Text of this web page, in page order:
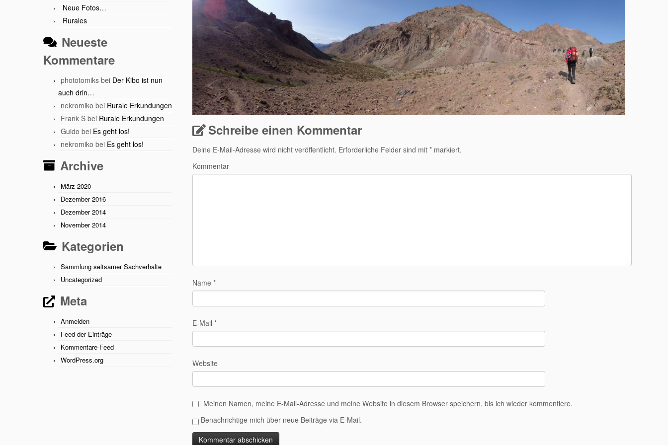
Neue Fotos…
Rurales
Neueste
Kommentare
phototomiks bei Der Kibo ist nun
auch drin…
nekromiko bei Rurale Erkundungen
Frank S bei Rurale Erkundungen
Guido bei Es geht los!
nekromiko bei Es geht los!
Archive
März 2020
Dezember 2016
Dezember 2014
November 2014
Kategorien
Sammlung seltsamer Sachverhalte
Uncategorized
Meta
Anmelden
Feed der Einträge
Kommentare-Feed
WordPress.org
Schreibe einen Kommentar
Deine E-Mail-Adresse wird nicht veröffentlicht. Erforderliche Felder sind mit * markiert.
Kommentar
Name *
E-Mail *
Website
Meinen Namen, meine E-Mail-Adresse und meine Website in diesem Browser speichern, bis ich wieder kommentiere.
Benachrichtige mich über neue Beiträge via E-Mail.